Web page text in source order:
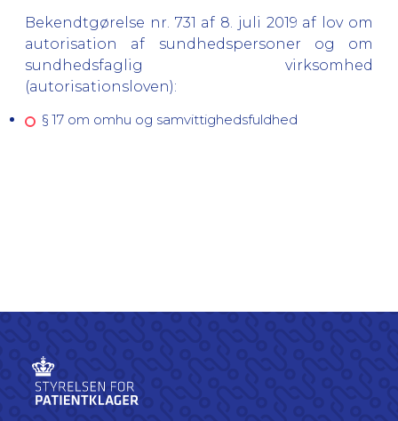
Bekendtgørelse nr. 731 af 8. juli 2019 af lov om
autorisation af sundhedspersoner og om
sundhedsfaglig virksomhed
(autorisationsloven):
§ 17 om omhu og samvittighedsfuldhed